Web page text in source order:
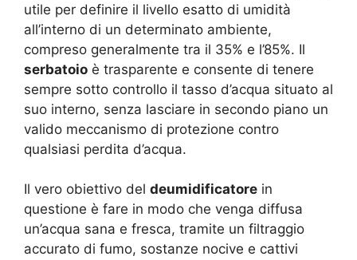
utile per definire il livello esatto di umidità
all’interno di un determinato ambiente,
compreso generalmente tra il 35% e l’85%. Il
serbatoio è trasparente e consente di tenere
sempre sotto controllo il tasso d’acqua situato al
suo interno, senza lasciare in secondo piano un
valido meccanismo di protezione contro
qualsiasi perdita d’acqua.
Il vero obiettivo del deumidificatore in
questione è fare in modo che venga diffusa
un’acqua sana e fresca, tramite un filtraggio
accurato di fumo, sostanze nocive e cattivi